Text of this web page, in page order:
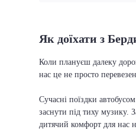
Як доїхати з
Коли плануєш далеку
нас це не просто
Сучасні поїздки
заснути під тиху музику.
дитячий комфорт для нас